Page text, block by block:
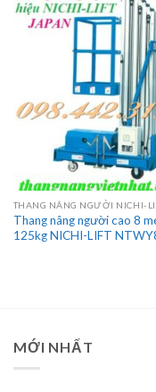
Thang nâng người cao 8
125kg NICHI-LIFT
MỚI NHẤT